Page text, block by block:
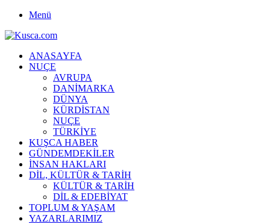
Menü
ANASAYFA
NUÇE
AVRUPA
DANİMARKA
DÜNYA
KÜRDİSTAN
NUÇE
TÜRKİYE
KUŞCA HABER
GÜNDEMDEKİLER
İNSAN HAKLARI
DİL, KÜLTÜR & TARİH
KÜLTÜR & TARİH
DİL & EDEBİYAT
TOPLUM & YAŞAM
YAZARLARIMIZ